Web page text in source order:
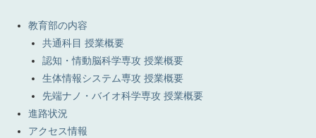
教育部の内容
共通科目 授業概要
認知・情動脳科学専攻 授業概要
生体情報システム専攻 授業概要
先端ナノ・バイオ科学専攻 授業概要
進路状況
アクセス情報